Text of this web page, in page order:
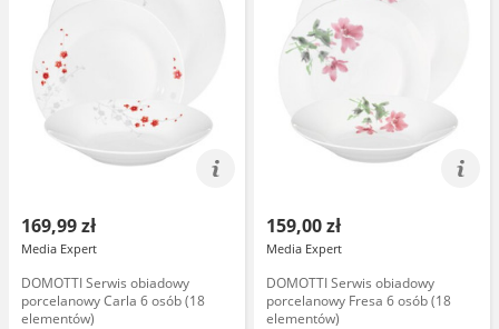
169,99 zł
Media Expert
DOMOTTI Serwis obiadowy
porcelanowy Carla 6 osób (18
elementów)
159,00 zł
Media Expert
DOMOTTI Serwis obiadowy
porcelanowy Fresa 6 osób (18
elementów)